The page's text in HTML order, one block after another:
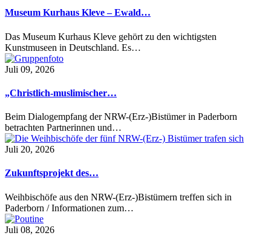
Museum Kurhaus Kleve – Ewald…
Das Museum Kurhaus Kleve gehört zu den wichtigsten
Kunstmuseen in Deutschland. Es…
Juli 09, 2026
„Christlich-muslimischer…
Beim Dialogempfang der NRW-(Erz-)Bistümer in Paderborn
betrachten Partnerinnen und…
Juli 20, 2026
Zukunftsprojekt des…
Weihbischöfe aus den NRW-(Erz-)Bistümern treffen sich in
Paderborn / Informationen zum…
Juli 08, 2026